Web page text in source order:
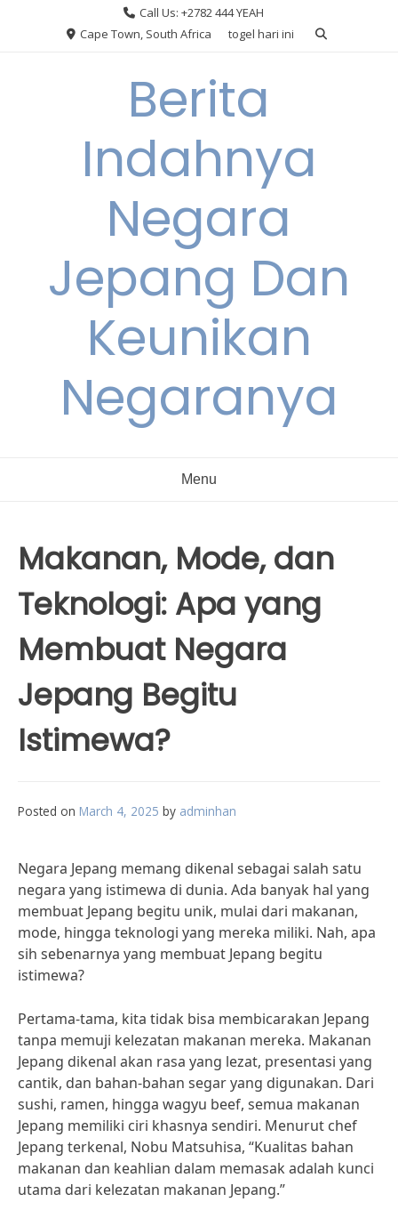
Call Us: +2782 444 YEAH
Cape Town, South Africa
togel hari ini
Berita
Indahnya
Negara
Jepang Dan
Keunikan
Negaranya
Menu
Makanan, Mode, dan
Teknologi: Apa yang
Membuat Negara
Jepang Begitu
Istimewa?
Posted on March 4, 2025 by adminhan
Negara Jepang memang dikenal sebagai salah satu
negara yang istimewa di dunia. Ada banyak hal yang
membuat Jepang begitu unik, mulai dari makanan,
mode, hingga teknologi yang mereka miliki. Nah, apa
sih sebenarnya yang membuat Jepang begitu
istimewa?
Pertama-tama, kita tidak bisa membicarakan Jepang
tanpa memuji kelezatan makanan mereka. Makanan
Jepang dikenal akan rasa yang lezat, presentasi yang
cantik, dan bahan-bahan segar yang digunakan. Dari
sushi, ramen, hingga wagyu beef, semua makanan
Jepang memiliki ciri khasnya sendiri. Menurut chef
Jepang terkenal, Nobu Matsuhisa, “Kualitas bahan
makanan dan keahlian dalam memasak adalah kunci
utama dari kelezatan makanan Jepang.”